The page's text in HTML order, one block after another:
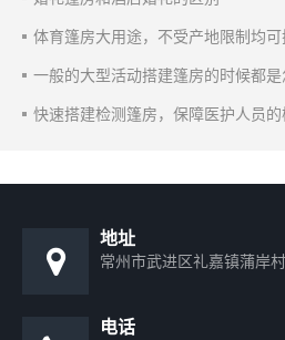
体育篷房大用途，不受产地限制均可
一般的大型活动搭建篷房的时候都是
快速搭建检测篷房，保障医护人员
地址
常州市武进区礼嘉镇蒲岸
电话